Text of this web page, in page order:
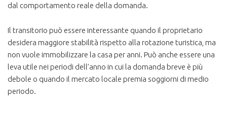
dal comportamento reale della domanda.
Il transitorio può essere interessante quando il proprietario
desidera maggiore stabilità rispetto alla rotazione turistica, ma
non vuole immobilizzare la casa per anni. Può anche essere una
leva utile nei periodi dell’anno in cui la domanda breve è più
debole o quando il mercato locale premia soggiorni di medio
periodo.